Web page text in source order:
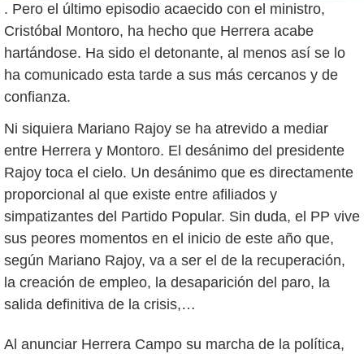
. Pero el último episodio acaecido con el ministro,
Cristóbal Montoro, ha hecho que Herrera acabe
hartándose. Ha sido el detonante, al menos así se lo
ha comunicado esta tarde a sus más cercanos y de
confianza.
Ni siquiera Mariano Rajoy se ha atrevido a mediar
entre Herrera y Montoro. El desánimo del presidente
Rajoy toca el cielo. Un desánimo que es directamente
proporcional al que existe entre afiliados y
simpatizantes del Partido Popular. Sin duda, el PP vive
sus peores momentos en el inicio de este año que,
según Mariano Rajoy, va a ser el de la recuperación,
la creación de empleo, la desaparición del paro, la
salida definitiva de la crisis,…
Al anunciar Herrera Campo su marcha de la política,